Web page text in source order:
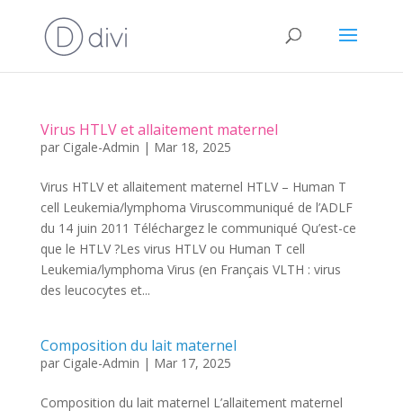
Virus HTLV et allaitement maternel
par Cigale-Admin | Mar 18, 2025
Virus HTLV et allaitement maternel HTLV – Human T
cell Leukemia/lymphoma Viruscommuniqué de l’ADLF
du 14 juin 2011 Téléchargez le communiqué Qu’est-ce
que le HTLV ?Les virus HTLV ou Human T cell
Leukemia/lymphoma Virus (en Français VLTH : virus
des leucocytes et...
Composition du lait maternel
par Cigale-Admin | Mar 17, 2025
Composition du lait maternel L’allaitement maternel